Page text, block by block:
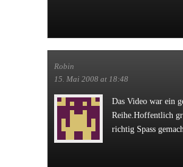
Robin
15. Mai 2008 at 18:48
Das Video war ein
Reihe.Hoffentlich
richtig Spass